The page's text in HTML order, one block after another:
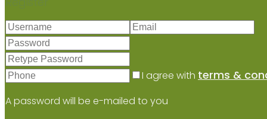
I agree with terms &
A password will be e-mailed to you